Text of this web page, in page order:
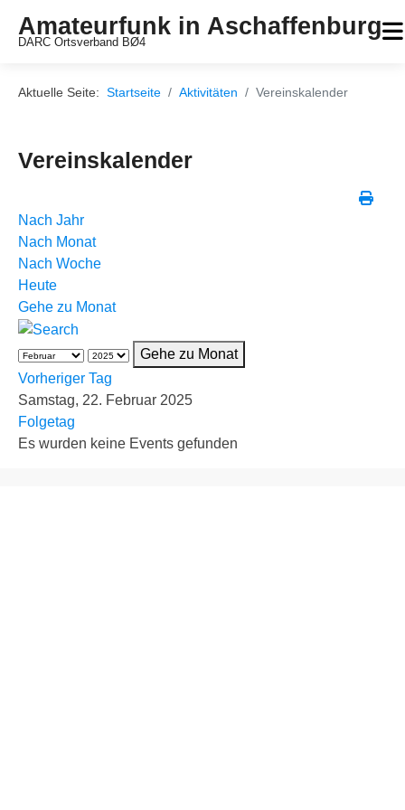
Amateurfunk in Aschaffenburg
DARC Ortsverband BØ4
Aktuelle Seite: Startseite Aktivitäten Vereinskalender
Vereinskalender
Nach Jahr
Nach Monat
Nach Woche
Heute
Gehe zu Monat
Gehe zu Monat
Vorheriger Tag
Samstag, 22. Februar 2025
Folgetag
Es wurden keine Events gefunden